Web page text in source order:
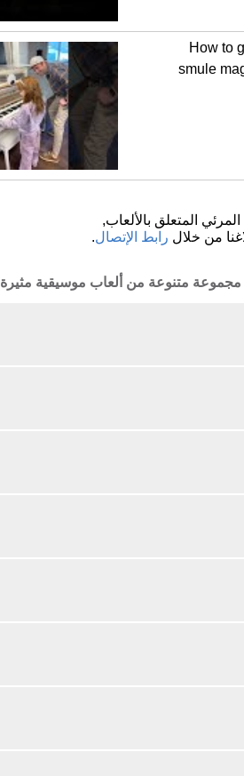
How to
smule
المتعلق بالألعاب,
من خلال رابط الإتصال.
مجموعة متنوعة من ألعاب موسيقية مثيرة